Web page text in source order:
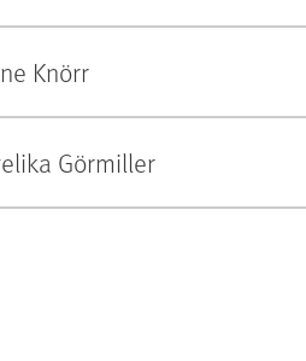
Knörr
Görmiller